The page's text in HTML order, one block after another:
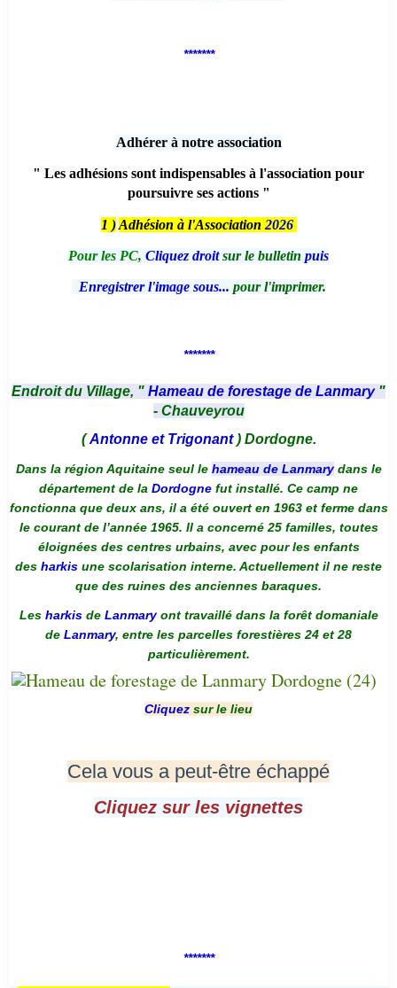
*******
Adhérer à notre association
" Les adhésions sont indispensables à l'association pour
poursuivre ses actions "
1 ) Adhésion à l'Association 2026
Pour les PC, Cliquez droitsur le bulletin puis
Enregistrer l'image sous... pour l'imprimer.
*******
Endroit du Village, " Hameau de forestage de Lanmary "
- Chauveyrou
(Antonne et Trigonant) Dordogne.
Dans la région Aquitaine seul le hameau de Lanmarydans le
département de la Dordogne fut installé. Ce camp ne
fonctionna que deux ans, il a été ouvert en 1963 et ferme dans
le courant de l’année 1965. Il a concerné 25 familles, toutes
éloignées des centres urbains, avec pour les enfants
des harkis une scolarisation interne. Actuellement il ne reste
que des ruines des anciennes baraques.
Les harkis de Lanmaryont travaillé dans la forêt domaniale
de Lanmary, entre les parcelles forestières 24 et 28
particulièrement.
Cliquez sur le lieu
Cela vous a peut-être échappé
Cliquez sur les vignettes
*******